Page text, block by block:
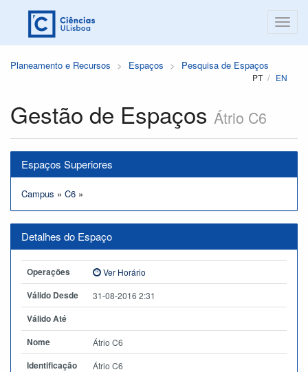
Planeamento e Recursos Espaços Pesquisa de Espaços
PT EN
Gestão de Espaços Átrio C6
Espaços Superiores
Campus » C6 »
Detalhes do Espaço
Operações Ver Horário
Válido Desde 31-08-2016 2:31
Válido Até
Nome
Átrio C6
Identificação Átrio C6